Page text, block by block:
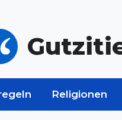
Religionen